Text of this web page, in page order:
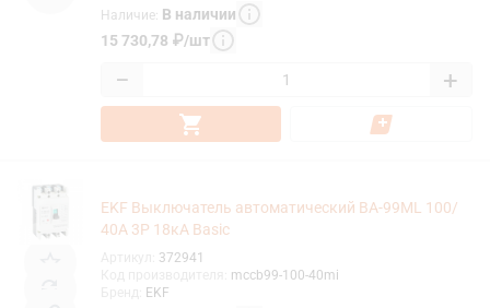
Наличие: В наличии
15 730,78 ₽/шт
− +
EKF Выключатель автоматический ВА-99МL 100/
40А 3P 18кА Basic
372941
mccb99-100-40mi
EKF